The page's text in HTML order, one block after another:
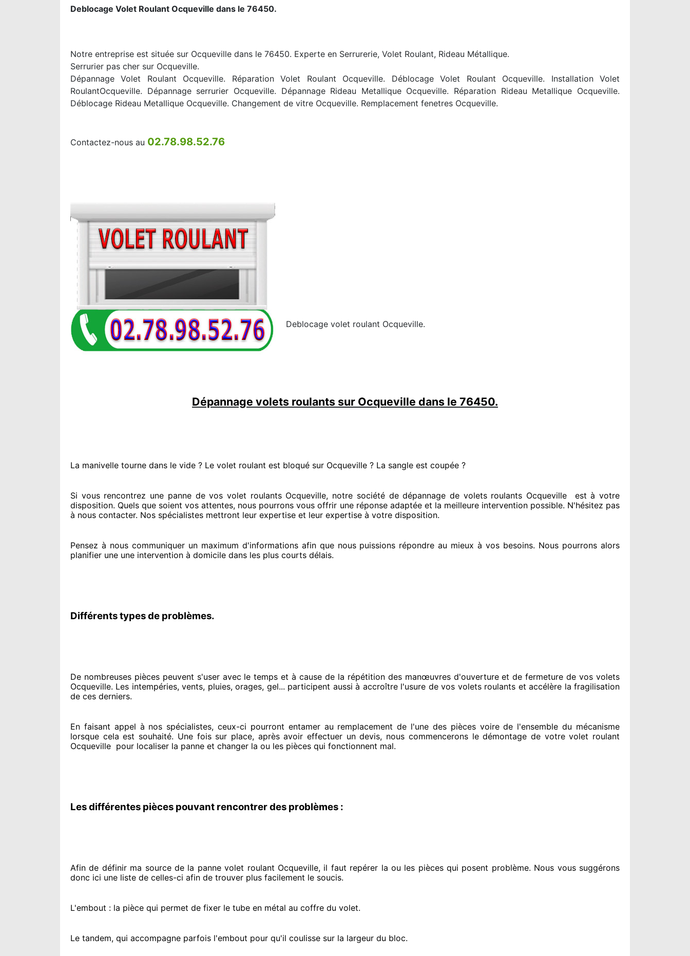
Deblocage Volet Roulant Ocqueville dans le 76450.
Notre entreprise est située sur Ocqueville dans le 76450. Experte en Serrurerie, Volet Roulant, Rideau Métallique.
Serrurier pas cher sur Ocqueville.
Dépannage Volet Roulant Ocqueville. Réparation Volet Roulant Ocqueville. Déblocage Volet Roulant Ocqueville. Installation Volet
RoulantOcqueville. Dépannage serrurier Ocqueville. Dépannage Rideau Metallique Ocqueville. Réparation Rideau Metallique Ocqueville.
Déblocage Rideau Metallique Ocqueville. Changement de vitre Ocqueville. Remplacement fenetres Ocqueville.
Contactez-nous au 02.78.98.52.76
Deblocage volet roulant Ocqueville.
Dépannage volets roulants sur Ocqueville dans le 76450.
La manivelle tourne dans le vide ? Le volet roulant est bloqué sur Ocqueville ? La sangle est coupée ?
Si vous rencontrez une panne de vos volet roulants Ocqueville, notre sociétéde dépannage de volets roulants Ocqueville est à votre
disposition. Quels que soient vos attentes, nous pourrons vous offrir une réponse adaptéeet la meilleure intervention possible. N'hésitez pas
à nous contacter. Nos spécialistes mettront leur expertise et leur expertise à votre disposition.
Pensez à nous communiquerun maximum d'informationsafin que nous puissions répondre au mieux à vos besoins. Nous pourrons alors
planifier une une intervention à domicile dans les plus courts délais.
Différents types de problèmes.
De nombreuses pièces peuvent s'user avec le temps et à cause de la répétition des manœuvres d'ouverture et de fermeture de vos volets
Ocqueville. Les intempéries, vents, pluies, orages, gel... participent aussi à accroîtrel'usure de vos volets roulants et accélère la fragilisation
de ces derniers.
En faisant appel à nos spécialistes, ceux-ci pourront entamerau remplacement de l'une des pièces voire de l'ensemble du mécanisme
lorsque cela est souhaité. Une fois sur place, après avoir effectuer un devis, nous commencerons ledémontage de votre volet roulant
Ocqueville pour localiser la panne et changer la ou les pièces qui fonctionnent mal.
Les différentes pièces pouvant rencontrer des problèmes :
Afin de définir ma sourcede la panne volet roulant Ocqueville, il faut repérer la ou les pièces qui posent problème. Nous vous suggérons
donc ici une liste de celles-ci afin de trouver plus facilement le soucis.
L'embout : la pièce qui permet de fixer le tube en métal au coffre du volet.
Le tandem, qui accompagne parfois l'embout pour qu'il coulisse sur la largeur du bloc.